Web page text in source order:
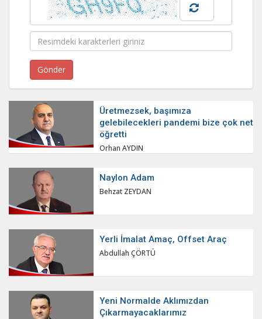
Üretmezsek, başımıza
gelebilecekleri pandemi bize çok net
öğretti
Orhan AYDIN
Naylon Adam
Behzat ZEYDAN
Yerli İmalat Amaç, Offset Araç
Abdullah ÇÖRTÜ
Yeni Normalde Aklımızdan
Çıkarmayacaklarımız